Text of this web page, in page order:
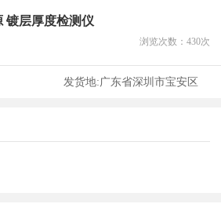
镀层厚度检测仪
浏览次数： 430次
发货地:广东省深圳市宝安区